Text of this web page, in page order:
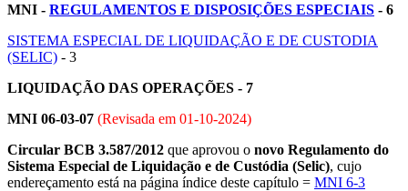
MNI - REGULAMENTOS E DISPOSIÇÕES ESPECIAIS - 6
SISTEMA ESPECIAL DE LIQUIDAÇÃO E DE CUSTODIA
(SELIC) - 3
LIQUIDAÇÃO DAS OPERAÇÕES - 7
MNI 06-03-07 (Revisada em 01-10-2024)
Circular BCB 3.587/2012 que aprovou o novo Regulamento do
Sistema Especial de Liquidação e de Custódia (Selic), cujo
endereçamento está na página índice deste capítulo = MNI 6-3